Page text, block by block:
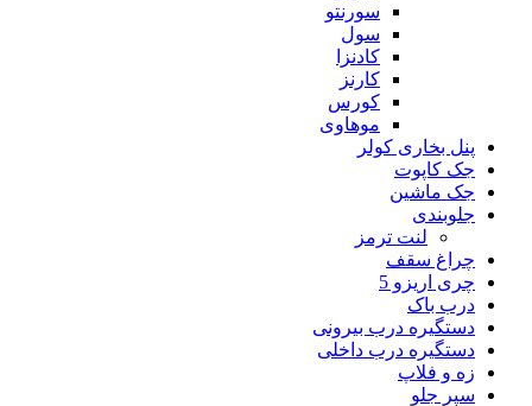
سورنتو
سول
کادنزا
کارنز
کورس
موهاوی
پنل بخاری کولر
جک کاپوت
جک ماشین
جلوبندی
لنت ترمز
چراغ سقف
چری اریزو 5
درب باک
دستگیره درب بیرونی
دستگیره درب داخلی
زه و فلاپ
سپر جلو